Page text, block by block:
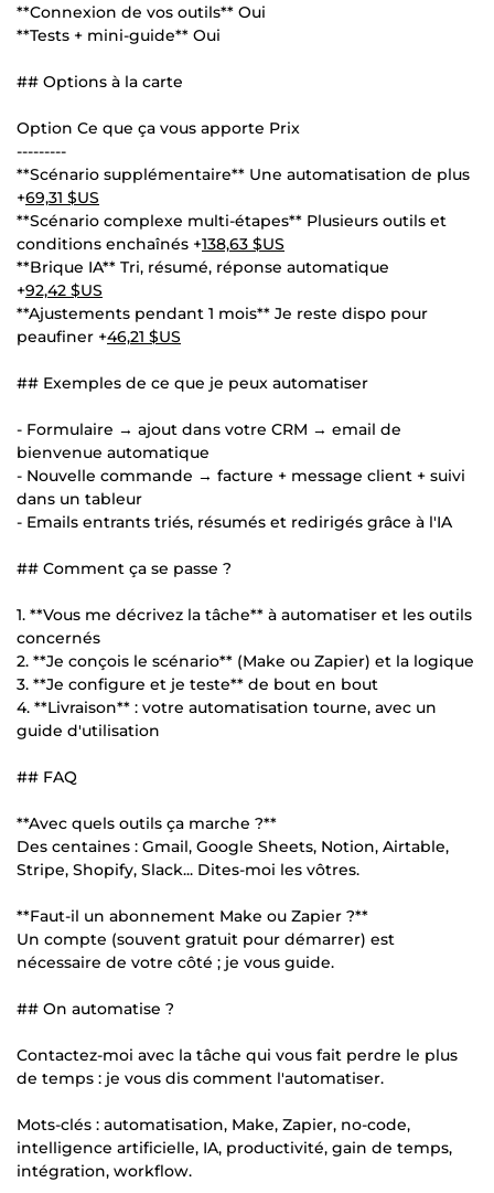
**Connexion de vos outils** Oui
**Tests + mini-guide** Oui
## Options à la carte
Option Ce que ça vous apporte Prix
---------
**Scénario supplémentaire** Une automatisation de plus
+69,31 $US
**Scénario complexe multi-étapes** Plusieurs outils et
conditions enchaînés +138,63 $US
**Brique IA** Tri, résumé, réponse automatique
+92,42 $US
**Ajustements pendant 1 mois** Je reste dispo pour
peaufiner +46,21 $US
## Exemples de ce que je peux automatiser
- Formulaire → ajout dans votre CRM → email de
bienvenue automatique
- Nouvelle commande → facture + message client + suivi
dans un tableur
- Emails entrants triés, résumés et redirigés grâce à l'IA
## Comment ça se passe ?
1. **Vous me décrivez la tâche** à automatiser et les outils
concernés
2. **Je conçois le scénario** (Make ou Zapier) et la logique
3. **Je configure et je teste** de bout en bout
4. **Livraison** : votre automatisation tourne, avec un
guide d'utilisation
## FAQ
**Avec quels outils ça marche ?**
Des centaines : Gmail, Google Sheets, Notion, Airtable,
Stripe, Shopify, Slack... Dites-moi les vôtres.
**Faut-il un abonnement Make ou Zapier ?**
Un compte (souvent gratuit pour démarrer) est
nécessaire de votre côté ; je vous guide.
## On automatise ?
Contactez-moi avec la tâche qui vous fait perdre le plus
de temps : je vous dis comment l'automatiser.
Mots-clés : automatisation, Make, Zapier, no-code,
intelligence artificielle, IA, productivité, gain de temps,
intégration, workflow.